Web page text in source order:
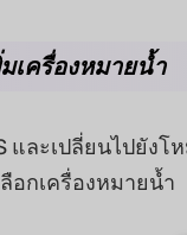
เครื่องหมายน้ำ
และเปลี่ยนไปยั
อกเครื่องหมายน้ำ